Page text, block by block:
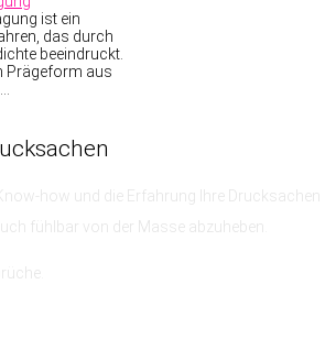
ist ein
das durch
beeindruckt.
Prägeform aus
how und die Erfahrung
Ihre
fühlbar von der Masse abzuheben.